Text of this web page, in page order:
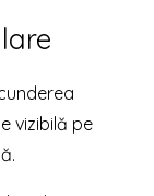
vizibilă pe